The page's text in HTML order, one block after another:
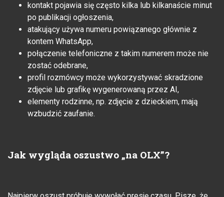
kontakt pojawia się często kilka lub kilkanaście minut
po publikacji ogłoszenia,
atakujący używa numeru powiązanego głównie z
kontem WhatsApp,
połączenie telefoniczne z takim numerem może nie
zostać odebrane,
profil rozmówcy może wykorzystywać skradzione
zdjęcie lub grafikę wygenerowaną przez AI,
elementy rodzinne, np. zdjęcie z dzieckiem, mają
wzbudzić zaufanie.
Jak wygląda oszustwo „na OLX”?